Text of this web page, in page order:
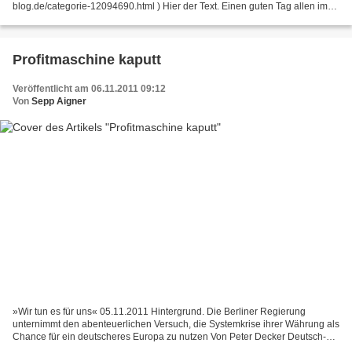
blog.de/categorie-12094690.html ) Hier der Text. Einen guten Tag allen im
Profitmaschine kaputt
Veröffentlicht am 06.11.2011 09:12
Von Sepp Aigner
»Wir tun es für uns« 05.11.2011 Hintergrund. Die Berliner Regierung
unternimmt den abenteuerlichen Versuch, die Systemkrise ihrer Währung als
Chance für ein deutscheres Europa zu nutzen Von Peter Decker Deutsch-